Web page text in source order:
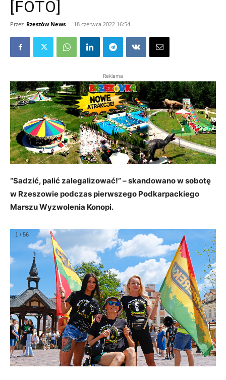
[FOTO]
Przez Rzeszów News - 18 czerwca 2022 16:54
Reklama
“Sadzić, palić zalegalizować!” – skandowano w sobotę
w Rzeszowie podczas pierwszego Podkarpackiego
Marszu Wyzwolenia Konopi.
1 / 56